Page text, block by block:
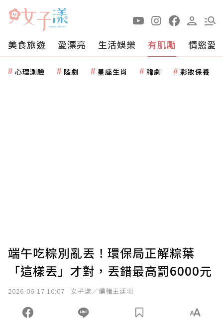
美食旅遊 愛漂亮 生活娛樂 有肌勵 情慾愛
心理測驗 陸劇 星座生肖 韓劇 彩妝保養
端午吃粽別亂丟！環保局正解粽葉
「這樣丟」才對，丟錯最高罰6000元
2026-06-17 10:07 女子漾／編輯王廷羽